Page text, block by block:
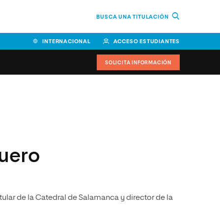
BUSCA UNA TITULACIÓN
INTERNACIONAL ACCESO ESTUDIANTES
y Tecnología (ESIT)
SOLICITA INFORMACIÓN
de la Catedral de Salamanca y director de la